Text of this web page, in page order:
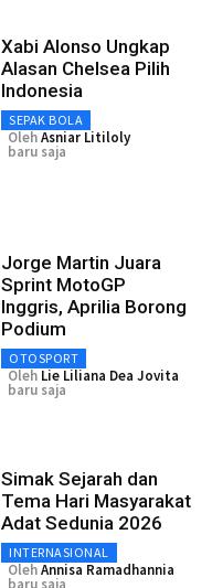
Xabi Alonso Ungkap
Alasan Chelsea Pilih
Indonesia
SEPAK BOLA
OlehAsniar Litiloly
baru saja
Jorge Martin Juara
Sprint MotoGP
Inggris, Aprilia Borong
Podium
OTOSPORT
Oleh Lie Liliana Dea Jovita
baru saja
Simak Sejarah dan
Tema Hari Masyarakat
Adat Sedunia 2026
INTERNASIONAL
OlehAnnisa Ramadhannia
baru saja